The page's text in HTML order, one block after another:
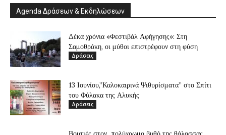
Agenda Δράσεων & Εκδηλώσεων
Δέκα χρόνια «Φεστιβάλ Αφήγησης»: Στη
Σαμοθράκη, οι μύθοι επιστρέφουν στη φύση
Δράσεις
13 Ιουνίου,”Καλοκαιρινά Ψιθυρίσματα” στο Σπίτι
του Φύλακα της Αλυκής
Δράσεις